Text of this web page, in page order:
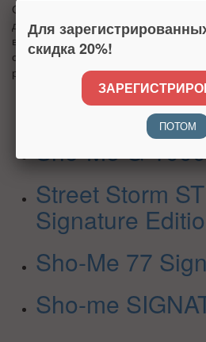
Очень надеемся, что наши
действительно лучший радар-
вопросы, звоните, мы будем
список моделей, которые хорошо
рынке и соответствуют самым
Sho-Me G-800
Sho-Me G-
Street Storm
Signature
Sho-Me 77
Sho-me
Для
скидка 20%!
ПОТОМ